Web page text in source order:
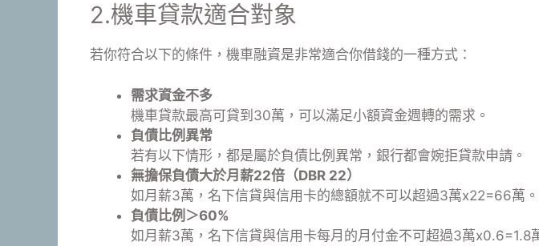
2.機車貸款適合對象
若你符合以下的條件，機車融資是非常適合你借錢的一種方式：
需求資金不多
機車貸款最高可貸到30萬，可以滿足小額資金週轉的需求。
負債比例異常
若有以下情形，都是屬於負債比例異常，銀行都會婉拒貸款申請。
無擔保負債大於月薪22倍（DBR 22）
如月薪3萬，名下信貸與信用卡的總額就不可以超過3萬x22=66萬。
負債比例＞60%
如月薪3萬，名下信貸與信用卡每月的月付金不可超過3萬x0.6=1.8